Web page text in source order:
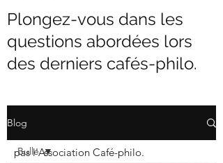
Plongez-vous dans les
questions abordées lors
des derniers cafés-philo.
propriété de leurs auteurs et n'engagent
pas l'Association Café-philo.
Blog
Bulle